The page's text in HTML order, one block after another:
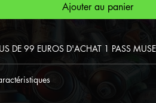
Ajouter au panier
DE 99 EUROS D'ACHAT 1 PASS
à partir
euros d'achat votre pass musée